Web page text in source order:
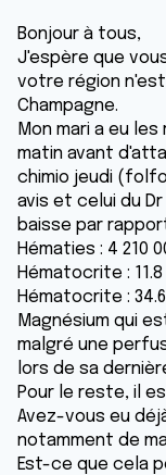
Bonjour à tous,
J'espère que
votre région
Champagne.
Mon mari a eu
matin avant
chimio jeudi
avis et celui du
baisse par
Hématies : 4 210
Hématocrite :
Hématocrite :
Magnésium qui
malgré une
lors de sa
Pour le reste, il
Avez-vous eu
notamment de
Est-ce que cela